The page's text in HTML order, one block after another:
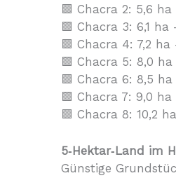
🟩 Chacra 2: 5,6 ha
🟩 Chacra 3: 6,1 ha
🟩 Chacra 4: 7,2 ha
🟩 Chacra 5: 8,0 ha
🟩 Chacra 6: 8,5
🟩 Chacra 7: 9,0 ha
🟩 Chacra 8: 10,2
5‑Hektar‑Land im
Günstige